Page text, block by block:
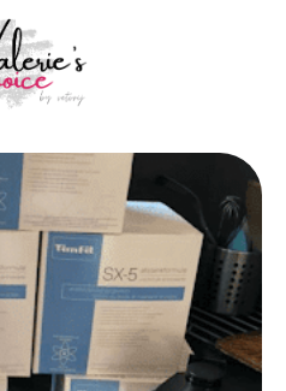
& Culture
& Drinks
Opmerkelijk
& Duurzaamheid
& Tech
Valerie
& Beauty